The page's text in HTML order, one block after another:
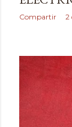
Compartir 2